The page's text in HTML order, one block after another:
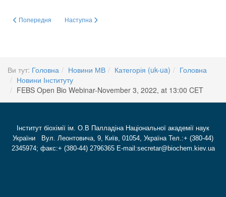
Попередня стаття: Присвоєння вченого звання професора
Попередня Наступна стаття: 2023 Young Scientists Forum(Tours,
Наступна
Ви тут: Головна Новини МВ Категорія (uk-ua)
Головна
Новини Інституту
FEBS Open Bio Webinar-November 3, 2022, at 13:00 CET
Інститут біохімії ім. О.В Палладіна Національної академії наук
України Вул. Леонтовича, 9, Київ, 01054, Україна Тел.:+ (380-44)
2345974; факс:+ (380-44) 2796365 E-mail:secretar@biochem.kiev.ua